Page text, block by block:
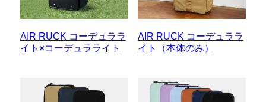
AIR RUCK コーデュララ
イト×コーデュラライト
AIR RUCK コーデュララ
イト（本体のみ）